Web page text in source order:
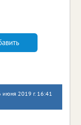
июня 2019 г. 16:41